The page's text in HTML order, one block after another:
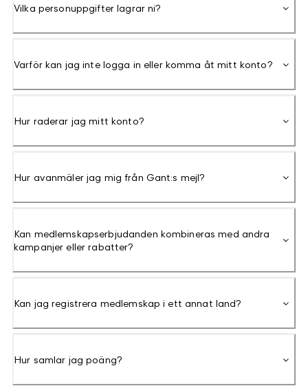
Vilka personuppgifter lagrar ni?
Varför kan jag inte logga in eller komma åt mitt konto?
Hur raderar jag mitt konto?
Hur avanmäler jag mig från Gant:s mejl?
Kan medlemskapserbjudanden kombineras med andra
kampanjer eller rabatter?
Kan jag registrera medlemskap i ett annat land?
Hur samlar jag poäng?